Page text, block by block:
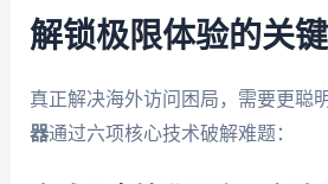
解锁极限体验的关
真正解决海外访问困局，需要更聪
器通过六项核心技术破解难题：